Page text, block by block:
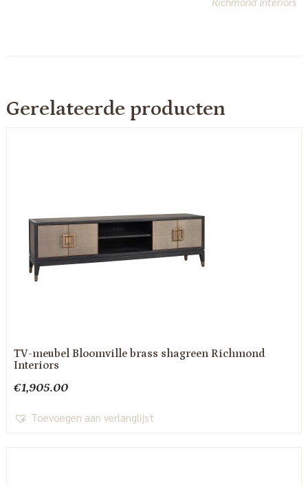
Gerelateerde producten
TV-meubel Bloomville brass shagreen Richmond
Interiors
€1,905.00
Toevoegen aan verlanglijst